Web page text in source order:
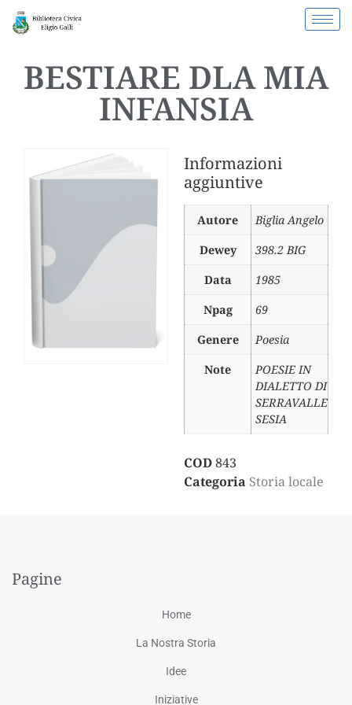
BESTIARE DLA MIA
INFANSIA
Informazioni
aggiuntive
Autore
Biglia Angelo
Dewey
398.2 BIG
Data
1985
Npag
69
Genere
Poesia
Note
POESIE IN
DIALETTO DI
SERRAVALLE
SESIA
COD843
Categoria Storia locale
Pagine
Home
La Nostra Storia
Idee
Iniziative